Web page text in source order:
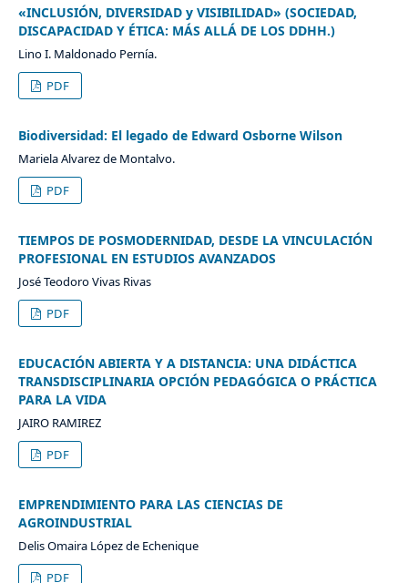
«INCLUSIÓN, DIVERSIDAD y VISIBILIDAD» (SOCIEDAD,
DISCAPACIDAD Y ÉTICA: MÁS ALLÁ DE LOS DDHH.)
Lino I. Maldonado Pernía.
PDF
Biodiversidad: El legado de Edward Osborne Wilson
Mariela Alvarez de Montalvo.
PDF
TIEMPOS DE POSMODERNIDAD, DESDE LA VINCULACIÓN
PROFESIONAL EN ESTUDIOS AVANZADOS
José Teodoro Vivas Rivas
PDF
EDUCACIÓN ABIERTA Y A DISTANCIA: UNA DIDÁCTICA
TRANSDISCIPLINARIA OPCIÓN PEDAGÓGICA O PRÁCTICA
PARA LA VIDA
JAIRO RAMIREZ
PDF
EMPRENDIMIENTO PARA LAS CIENCIAS DE
AGROINDUSTRIAL
Delis Omaira López de Echenique
PDF